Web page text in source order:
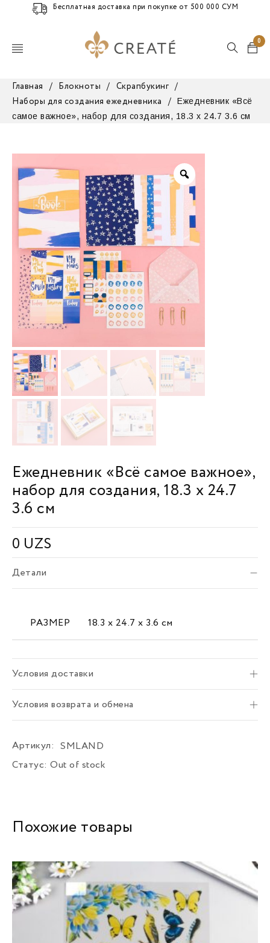
Бесплатная доставка при покупке от 500 000 СУМ
0
Главная / Блокноты / Скрапбукинг
/
Наборы для создания ежедневника
/
Ежедневник «Всё
самое важное», набор для создания, 18.3 х 24.7 3.6 см
Ежедневник «Всё самое важное»,
набор для создания, 18.3 х 24.7
3.6 см
0 UZS
Детали
РАЗМЕР 18.3 х 24.7 х 3.6 см
Условия доставки
Условия возврата и обмена
Артикул:
SMLAND
Статус: Out of stock
Похожие товары